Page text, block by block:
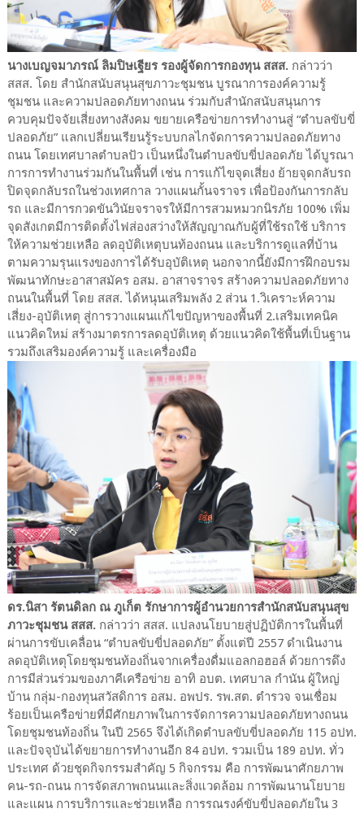
นางเบญจมาภรณ์ ลิมปิษเฐียร รองผู้จัดการกองทุน สสส. กล่าวว่า
สสส. โดย สำนักสนับสนุนสุขภาวะชุมชน บูรณาการองค์ความรู้
ชุมชน และความปลอดภัยทางถนน ร่วมกับสำนักสนับสนุนการ
ควบคุมปัจจัยเสี่ยงทางสังคม ขยายเครือข่ายการทำงานสู่ “ตำบลขับขี่
ปลอดภัย” แลกเปลี่ยนเรียนรู้ระบบกลไกจัดการความปลอดภัยทาง
ถนน โดยเทศบาลตำบลปัว เป็นหนึ่งในตำบลขับขี่ปลอดภัย ได้บูรณา
การการทำงานร่วมกันในพื้นที่ เช่น การแก้ไขจุดเสี่ยง ย้ายจุดกลับรถ
ปิดจุดกลับรถในช่วงเทศกาล วางแผนกั้นจราจร เพื่อป้องกันการกลับ
รถ และมีการกวดขันวินัยจราจรให้มีการสวมหมวกนิรภัย 100% เพิ่ม
จุดสังเกตมีการติดตั้งไฟส่องสว่างให้สัญญาณกับผู้ที่ใช้รถใช้ บริการ
ให้ความช่วยเหลือ ลดอุบัติเหตุบนท้องถนน และบริการดูแลที่บ้าน
ตามความรุนแรงของการได้รับอุบัติเหตุ นอกจากนี้ยังมีการฝึกอบรม
พัฒนาทักษะอาสาสมัคร อสม. อาสาจราจร สร้างความปลอดภัยทาง
ถนนในพื้นที่ โดย สสส. ได้หนุนเสริมพลัง 2 ส่วน 1.วิเคราะห์ความ
เสี่ยง-อุบัติเหตุ สู่การวางแผนแก้ไขปัญหาของพื้นที่ 2.เสริมเทคนิค
แนวคิดใหม่ สร้างมาตรการลดอุบัติเหตุ ด้วยแนวคิดใช้พื้นที่เป็นฐาน
รวมถึงเสริมองค์ความรู้ และเครื่องมือ
ดร.นิสา รัตนดิลก ณ ภูเก็ต รักษาการผู้อำนวยการสำนักสนับสนุนสุข
ภาวะชุมชน สสส.กล่าวว่า สสส. แปลงนโยบายสู่ปฏิบัติการในพื้นที่
ผ่านการขับเคลื่อน “ตำบลขับขี่ปลอดภัย” ตั้งแต่ปี 2557 ดำเนินงาน
ลดอุบัติเหตุโดยชุมชนท้องถิ่นจากเครื่องดื่มแอลกอฮอล์ ด้วยการดึง
การมีส่วนร่วมของภาคีเครือข่าย อาทิ อบต. เทศบาล กำนัน ผู้ใหญ่
บ้าน กลุ่ม-กองทุนสวัสดิการ อสม. อพปร. รพ.สต. ตำรวจ จนเชื่อม
ร้อยเป็นเครือข่ายที่มีศักยภาพในการจัดการความปลอดภัยทางถนน
โดยชุมชนท้องถิ่น ในปี 2565 จึงได้เกิดตำบลขับขี่ปลอดภัย 115 อปท.
และปัจจุบันได้ขยายการทำงานอีก 84 อปท. รวมเป็น 189 อปท. ทั่ว
ประเทศ ด้วยชุดกิจกรรมสำคัญ 5 กิจกรรม คือ การพัฒนาศักยภาพ
คน-รถ-ถนน การจัดสภาพถนนและสิ่งแวดล้อม การพัฒนานโยบาย
และแผน การบริการและช่วยเหลือ การรณรงค์ขับขี่ปลอดภัยใน 3